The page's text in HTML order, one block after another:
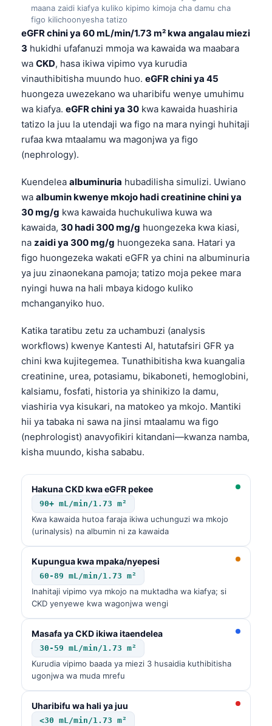
maana zaidi kiafya kuliko kipimo kimoja cha damu cha
figo kilichoonyesha tatizo
eGFR chini ya 60 mL/min/1.73 m² kwa angalau miezi
3 hukidhi ufafanuzi mmoja wa kawaida wa maabara
wa CKD, hasa ikiwa vipimo vya kurudia
vinauthibitisha muundo huo. eGFR chini ya 45
huongeza uwezekano wa uharibifu wenye umuhimu
wa kiafya. eGFR chini ya 30 kwa kawaida huashiria
tatizo la juu la utendaji wa figo na mara nyingi huhitaji
rufaa kwa mtaalamu wa magonjwa ya figo
(nephrology).
Kuendelea albuminuria hubadilisha simulizi. Uwiano
wa albumin kwenye mkojo hadi creatinine chini ya
30 mg/g kwa kawaida huchukuliwa kuwa wa
kawaida, 30 hadi 300 mg/g huongezeka kwa kiasi,
na zaidi ya 300 mg/g huongezeka sana. Hatari ya
figo huongezeka wakati eGFR ya chini na albuminuria
ya juu zinaonekana pamoja; tatizo moja pekee mara
nyingi huwa na hali mbaya kidogo kuliko
mchanganyiko huo.
Katika taratibu zetu za uchambuzi (analysis
workflows) kwenye Kantesti AI, hatutafsiri GFR ya
chini kwa kujitegemea. Tunathibitisha kwa kuangalia
creatinine, urea, potasiamu, bikaboneti, hemoglobini,
kalsiamu, fosfati, historia ya shinikizo la damu,
viashiria vya kisukari, na matokeo ya mkojo. Mantiki
hii ya tabaka ni sawa na jinsi mtaalamu wa figo
(nephrologist) anavyofikiri kitandani—kwanza namba,
kisha muundo, kisha sababu.
Hakuna CKD kwa eGFR pekee
90+ mL/min/1.73 m²
Kwa kawaida hutoa faraja ikiwa uchunguzi wa mkojo
(urinalysis) na albumin ni za kawaida
Kupungua kwa mpaka/nyepesi
60-89 mL/min/1.73 m²
Inahitaji vipimo vya mkojo na muktadha wa kiafya; si
CKD yenyewe kwa wagonjwa wengi
Masafa ya CKD ikiwa itaendelea
30-59 mL/min/1.73 m²
Kurudia vipimo baada ya miezi 3 husaidia kuthibitisha
ugonjwa wa muda mrefu
Uharibifu wa hali ya juu
<30 mL/min/1.73 m²
ພາສາລາວ
Cebuano
ئۇيغۇرچە
Кыргызча
Татар теле
Беларуская мова
Esperanto
Ślōnskŏ gŏdka
Norsk bokmål